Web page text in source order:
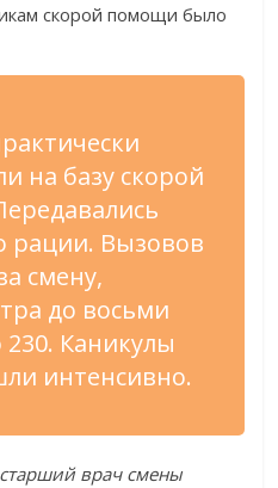
скорой помощи было
на базу скорой
рации. Вызовов
смену,
до восьми
230. Каникулы
интенсивно.
врач смены